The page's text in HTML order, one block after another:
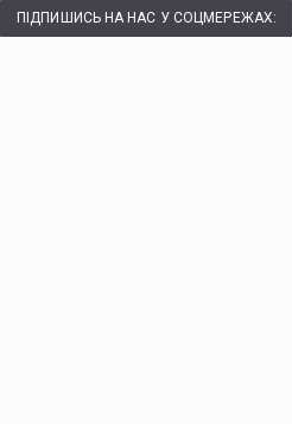
ПІДПИШИСЬ НА НАС У СОЦМЕРЕЖАХ: